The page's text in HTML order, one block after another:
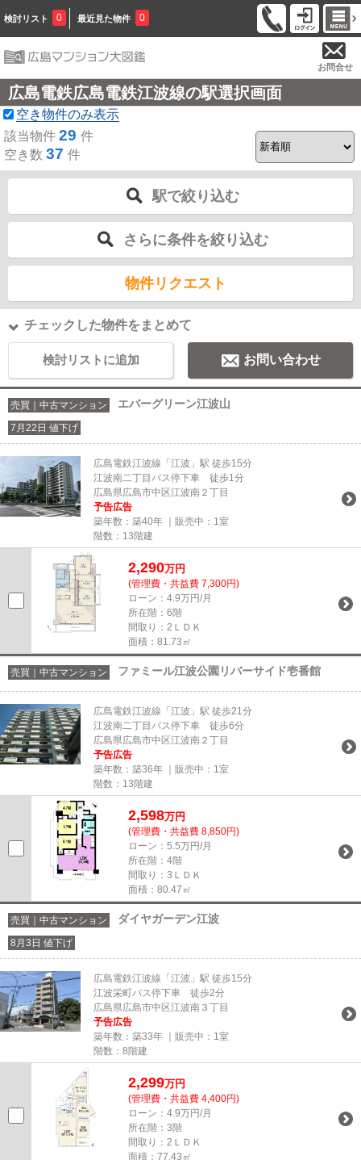
検討リスト 0 最近見た物件 0
お問合せ
広島電鉄広島電鉄江波線の駅選択画面
空き物件のみ表示
該当物件 29 件
空き数 37 件
駅で絞り込む
さらに条件を絞り込む
物件リクエスト
チェックした物件をまとめて
検討リストに追加 お問い合わせ
売買｜中古マンション エバーグリーン江波山
7月22日 値下げ
広島電鉄江波線「江波」駅 徒歩15分
江波南二丁目バス停下車 徒歩1分
広島県広島市中区江波南２丁目
予告広告
築年数：築40年 ｜販売中： 1室
階数：13階建
2,290万円
(管理費・共益費 7,300円)
ローン：4.9万円/月
所在階：6階
間取り：2ＬＤＫ
面積：81.73㎡
売買｜中古マンション ファミール江波公園リバーサイド壱番館
広島電鉄江波線「江波」駅 徒歩21分
江波南二丁目バス停下車 徒歩6分
広島県広島市中区江波南２丁目
予告広告
築年数：築36年 ｜販売中： 1室
階数：13階建
2,598万円
(管理費・共益費 8,850円)
ローン：5.5万円/月
所在階：4階
間取り：3ＬＤＫ
面積：80.47㎡
売買｜中古マンション ダイヤガーデン江波
8月3日 値下げ
広島電鉄江波線「江波」駅 徒歩15分
江波栄町バス停下車 徒歩2分
広島県広島市中区江波南３丁目
予告広告
築年数：築33年 ｜販売中： 1室
階数：8階建
2,299万円
(管理費・共益費 4,400円)
ローン：4.9万円/月
所在階：3階
間取り：2ＬＤＫ
面積：77.43㎡